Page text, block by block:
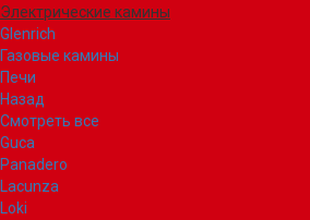
Электрические камины
Glenrich
Газовые камины
Печи
Назад
Смотреть все
Guca
Panadero
Lacunza
Loki